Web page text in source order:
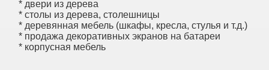
* двери из дерева
* столы из дерева, столешницы
* деревянная мебель (шкафы, кресла, стулья и т.д.)
* продажа декоративных экранов на батареи
* корпусная мебель